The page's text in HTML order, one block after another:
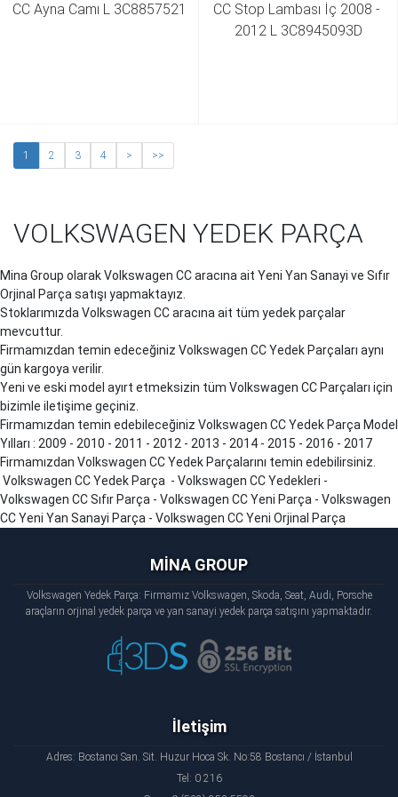
CC Ayna Camı L 3C8857521
CC Stop Lambası İç 2008 -
2012 L 3C8945093D
1 2 3 4 > >>
VOLKSWAGEN YEDEK PARÇA
Mina Group olarak Volkswagen CC aracına ait Yeni Yan Sanayi ve Sıfır
Orjinal Parça satışı yapmaktayız.
Stoklarımızda Volkswagen CC aracına ait tüm yedek parçalar
mevcuttur.
Firmamızdan temin edeceğiniz Volkswagen CC Yedek Parçaları aynı
gün kargoya verilir.
Yeni ve eski model ayırt etmeksizin tüm Volkswagen CC Parçaları için
bizimle iletişime geçiniz.
Firmamızdan temin edebileceğiniz Volkswagen CC Yedek Parça Model
Yılları : 2009 - 2010 - 2011 - 2012 - 2013 - 2014 - 2015 - 2016 - 2017
Firmamızdan Volkswagen CC Yedek Parçalarını temin edebilirsiniz.
Volkswagen CC Yedek Parça - Volkswagen CC Yedekleri -
Volkswagen CC Sıfır Parça - Volkswagen CC Yeni Parça - Volkswagen
CC Yeni Yan Sanayi Parça - Volkswagen CC Yeni Orjinal Parça
MİNA GROUP
Volkswagen Yedek Parça: Firmamız Volkswagen, Skoda, Seat, Audi, Porsche
araçların orjinal yedek parça ve yan sanayi yedek parça satışını yapmaktadır.
İletişim
Adres: Bostancı San. Sit. Huzur Hoca Sk. No:58 Bostancı / İstanbul
Tel: 0 216